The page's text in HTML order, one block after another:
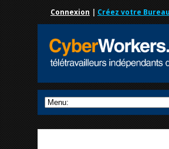
Connexion | Créez votre